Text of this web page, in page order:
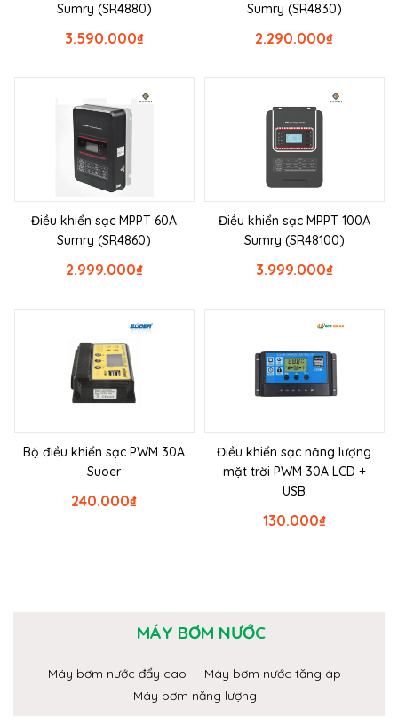
Sumry (SR4880)
₫
3.590.000
Sumry (SR4830)
₫
2.290.000
Điều khiển sạc MPPT 60A
Sumry (SR4860)
₫
2.999.000
Điều khiển sạc MPPT 100A
Sumry (SR48100)
₫
3.999.000
Bộ điều khiển sạc PWM 30A
Suoer
₫
240.000
Điều khiển sạc năng lượng
mặt trời PWM 30A LCD +
USB
₫
130.000
MÁY BƠM NƯỚC
Máy bơm nước đẩy cao
Máy bơm nước tăng áp
Máy bơm năng lượng